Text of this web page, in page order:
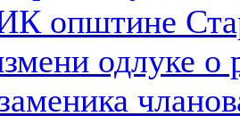
општине
одлуке